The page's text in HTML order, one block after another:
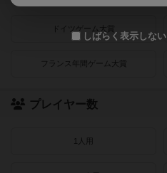
ドイツゲーム大賞
フランス年間ゲーム大賞
プレイヤー数
1人用
しばらく表示しない